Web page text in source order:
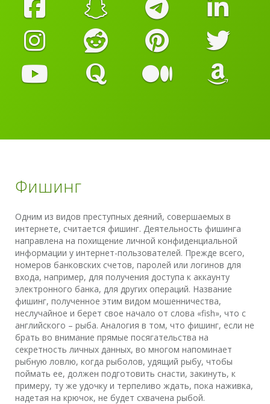
Фишинг
Одним из видов преступных деяний, совершаемых в
интернете, считается фишинг. Деятельность фишинга
направлена на похищение личной конфиденциальной
информации у интернет-пользователей. Прежде всего,
номеров банковских счетов, паролей или логинов для
входа, например, для получения доступа к аккаунту
электронного банка, для других операций. Название
фишинг, полученное этим видом мошенничества,
неслучайное и берет свое начало от слова «fish», что с
английского – рыба. Аналогия в том, что фишинг, если не
брать во внимание прямые посягательства на
секретность личных данных, во многом напоминает
рыбную ловлю, когда рыболов, удящий рыбу, чтобы
поймать ее, должен подготовить снасти, закинуть, к
примеру, ту же удочку и терпеливо ждать, пока наживка,
надетая на крючок, не будет схвачена рыбой.